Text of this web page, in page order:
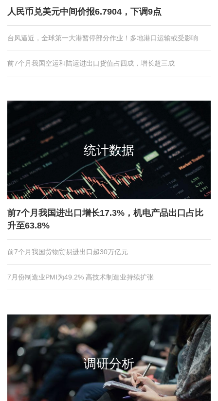
人民币兑美元中间价报6.7904，下调9点
台风逼近，全球第一大港暂停部分作业！多地港口运输或受影响
前7个月我国空运和陆运进出口货值占四成，增长超三成
统计数据
前7个月我国进出口增长17.3%，机电产品出口占比
升至63.8%
前7个月我国货物贸易进出口超30万亿元
7月份制造业PMI为49.2% 高技术制造业持续扩张
调研分析